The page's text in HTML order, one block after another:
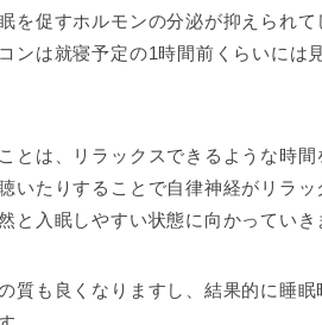
を促すホルモンの分泌が抑えられて
ンは就寝予定の1時間前くらいには
とは、リラックスできるような時間
いたりすることで自律神経がリラッ
と入眠しやすい状態に向かっていき
質も良くなりますし、結果的に睡